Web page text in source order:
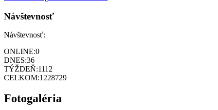
Návštevnosť
Návštevnosť:
ONLINE:0
DNES:36
TÝŽDEŇ:1112
CELKOM:1228729
Fotogaléria